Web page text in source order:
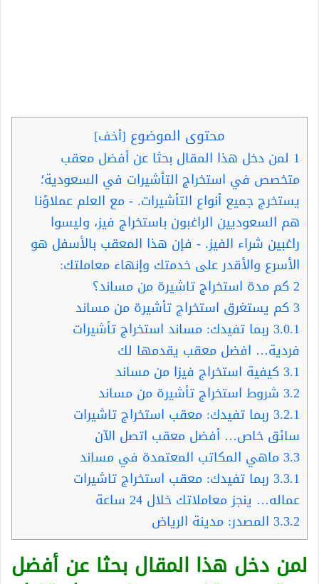
محتوى الموضوع [أخف]
1 لمن دخل هذا المقال بحثا عن أفضل معقب
متخصص في استخراج التأشيرات في السعودية؛
يستخرج جميع أنواع التأشيرات. - مع العلم عملاؤنا
هم السعوديين الراغبون باستخراج فيز، وليسوا
راغبين شراء الفيز. - فإن هذا المعقب بالأسفل هو
الأسرع والأقدر على خدمتك وإنهاء معاملتك:
2 كم مدة استخراج تاشيرة من مساند؟
3 كم يستغرق استخراج تأشيرة من مساند
3.0.1 ربما تفيدك: مساند استخراج تأشيرات
فردية… افضل معقب يقدمها لك
3.1 كيفية استخراج فيزا من مساند
3.2 شروط استخراج تأشيرة من مساند
3.2.1 ربما تفيدك: معقب استخراج تاشيرات
سائق خاص… أفضل معقب اتصل الآن
3.3ماهي المكاتب المعتمدة في مساند
3.3.1 ربما تفيدك: معقب استخراج تاشيرات
عماله… ينجز معاملاتك خلال 24 ساعة
3.3.2 المصدر: مدينة الرياض
لمن دخل هذا المقال بحثا عن أفضل